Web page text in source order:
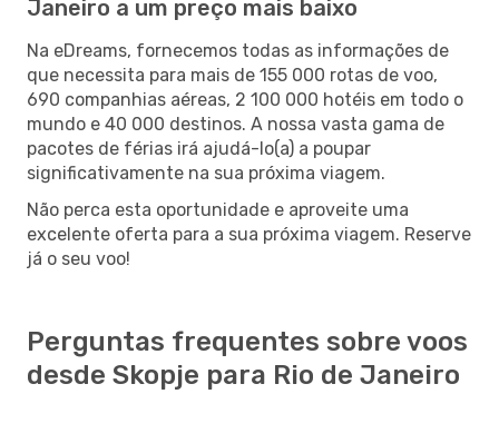
Janeiro a um preço mais baixo
Na eDreams, fornecemos todas as informações de
que necessita para mais de 155 000 rotas de voo,
690 companhias aéreas, 2 100 000 hotéis em todo o
mundo e 40 000 destinos. A nossa vasta gama de
pacotes de férias irá ajudá-lo(a) a poupar
significativamente na sua próxima viagem.
Não perca esta oportunidade e aproveite uma
excelente oferta para a sua próxima viagem. Reserve
já o seu voo!
Perguntas frequentes sobre voos
desde Skopje para Rio de Janeiro